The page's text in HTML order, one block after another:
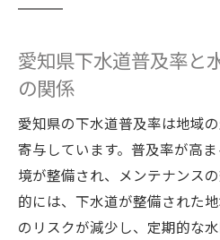
愛知県下水道普及率と
の関係
愛知県の下水道普及率は地域
寄与しています。普及率が高
境が整備され、メンテナンス
的には、下水道が整備された
のリスクが減少し、定期的な